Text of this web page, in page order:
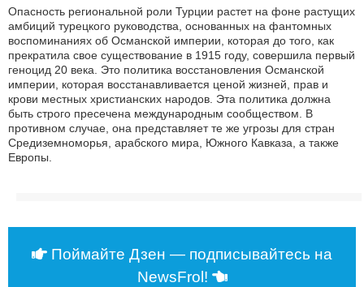
Опасность региональной роли Турции растет на фоне растущих
амбиций турецкого руководства, основанных на фантомных
воспоминаниях об Османской империи, которая до того, как
прекратила свое существование в 1915 году, совершила первый
геноцид 20 века. Это политика восстановления Османской
империи, которая восстанавливается ценой жизней, прав и
крови местных христианских народов. Эта политика должна
быть строго пресечена международным сообществом. В
противном случае, она представляет те же угрозы для стран
Средиземноморья, арабского мира, Южного Кавказа, а также
Европы.
Поймайте Дзен — подписывайтесь на
NewsFrol!